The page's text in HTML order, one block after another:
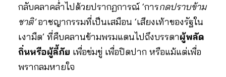
กลับคลาคล่ำไปด้วยปรากฏการณ์ ‘การกดปราบข้าม
ชาติ’อาชญากรรมที่เป็นเสมือน ‘เสียงเท้าของรัฐใน
เงามืด’ ที่คืบคลานข้ามพรมแดนไปถึงบรรดาผู้พลัด
ถิ่นหรือผู้ลี้ภัย เพื่อข่มขู่ เพื่อปิดปาก หรือแม้แต่เพื่อ
พรากลมหายใจ